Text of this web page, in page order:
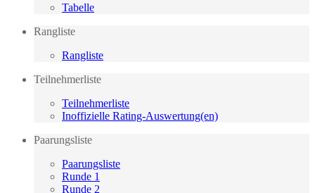
Tabelle
Rangliste
Rangliste
Teilnehmerliste
Teilnehmerliste
Inoffizielle Rating-Auswertung(en)
Paarungsliste
Paarungsliste
Runde 1
Runde 2